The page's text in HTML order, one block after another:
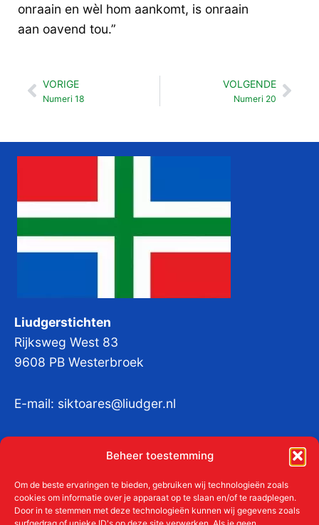
Beheer toestemming
Om de beste ervaringen te bieden, gebruiken wij technologieën zoals
cookies om informatie over je apparaat op te slaan en/of te raadplegen.
Door in te stemmen met deze technologieën kunnen wij gegevens zoals
onraain en wèl hom aankomt, is onraain
aan oavend tou.”
Vorige
VORIGE
Numeri 18
VOLGENDE
Numeri 20
Liudgerstichten
Rijksweg West 83
9608 PB Westerbroek
E-mail: siktoares@liudger.nl
KvKnr:41011712